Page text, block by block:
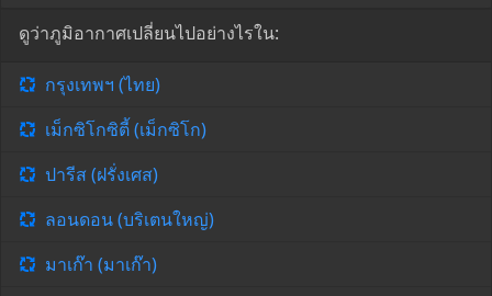
ดูว่าภูมิอากาศเปลี่ยนไปอย่างไรใน:
กรุงเทพฯ (ไทย)
เม็กซิโกซิตี้ (เม็กซิโก)
ปารีส (ฝรั่งเศส)
ลอนดอน (บริเตนใหญ่)
มาเก๊า (มาเก๊า)